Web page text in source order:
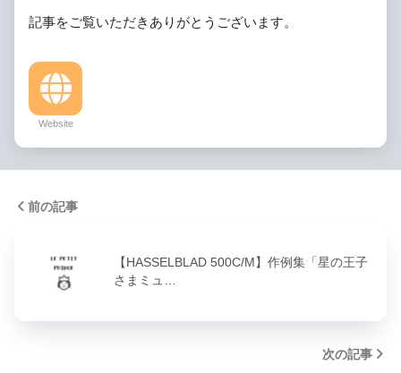
記事をご覧いただきありがとうございます。
Website
前の記事
【HASSELBLAD 500C/M】作例集「星の王子
さまミュ…
次の記事